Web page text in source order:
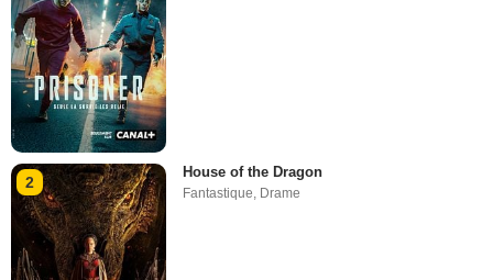
2
House of the Dragon
Fantastique, Drame